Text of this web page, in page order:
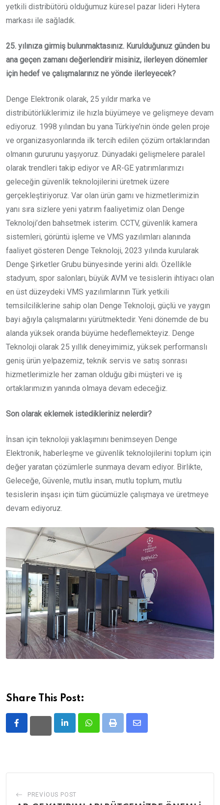
yetkili distribütörü olduğumuz küresel pazar lideri Hytera
markası ile sağladık.
25. yılınıza girmiş bulunmaktasınız. Kurulduğunuz günden bu
ana geçen zamanı değerlendirir misiniz, ilerleyen dönemler
için hedef ve çalışmalarınız ne yönde ilerleyecek?
Denge Elektronik olarak, 25 yıldır marka ve
distribütörlüklerimiz ile hızla büyümeye ve gelişmeye devam
ediyoruz. 1998 yılından bu yana Türkiye’nin önde gelen proje
ve organizasyonlarında ilk tercih edilen çözüm ortaklarından
olmanın gururunu yaşıyoruz. Dünyadaki gelişmelere paralel
olarak trendleri takip ediyor ve AR-GE yatırımlarımızı
geleceğin güvenlik teknolojilerini üretmek üzere
gerçekleştiriyoruz. Var olan ürün gamı ve hizmetlerimizin
yanı sıra sizlere yeni yatırım faaliyetimiz olan Denge
Teknoloji’den bahsetmek isterim. CCTV, güvenlik kamera
sistemleri, görüntü işleme ve VMS yazılımları alanında
faaliyet gösteren Denge Teknoloji, 2023 yılında kurularak
Denge Şirketler Grubu bünyesinde yerini aldı. Özellikle
stadyum, spor salonları, büyük AVM ve tesislerin ihtiyacı olan
en üst düzeydeki VMS yazılımlarının Türk yetkili
temsilciliklerine sahip olan Denge Teknoloji, güçlü ve yaygın
bayi ağıyla çalışmalarını yürütmektedir. Yeni dönemde de bu
alanda yüksek oranda büyüme hedeflemekteyiz. Denge
Teknoloji olarak 25 yıllık deneyimimiz, yüksek performanslı
geniş ürün yelpazemiz, teknik servis ve satış sonrası
hizmetlerimizle her zaman olduğu gibi müşteri ve iş
ortaklarımızın yanında olmaya devam edeceğiz.
Son olarak eklemek istedikleriniz nelerdir?
İnsan için teknoloji yaklaşımını benimseyen Denge
Elektronik, haberleşme ve güvenlik teknolojilerini toplum için
değer yaratan çözümlerle sunmaya devam ediyor. Birlikte,
Geleceğe, Güvenle, mutlu insan, mutlu toplum, mutlu
tesislerin inşası için tüm gücümüzle çalışmaya ve üretmeye
devam ediyoruz.
Share This Post:
LinkedInWhatsappPrint
Share
PREVIOUS POST